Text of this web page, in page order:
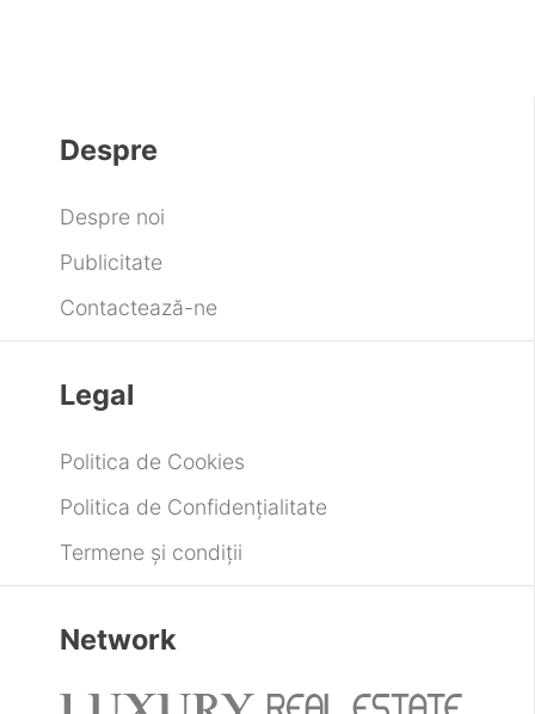
Despre
Despre noi
Publicitate
Contactează-ne
Legal
Politica de Cookies
Politica de Confidențialitate
Termene și condiții
Network